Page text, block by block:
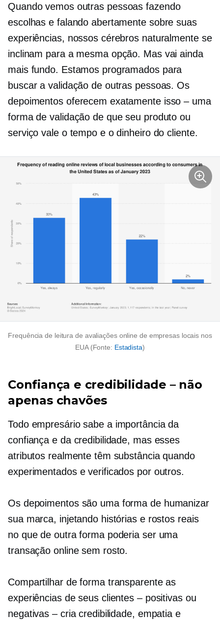
Quando vemos outras pessoas fazendo
escolhas e falando abertamente sobre suas
experiências, nossos cérebros naturalmente se
inclinam para a mesma opção. Mas vai ainda
mais fundo. Estamos programados para
buscar a validação de outras pessoas. Os
depoimentos oferecem exatamente isso – uma
forma de validação de que seu produto ou
serviço vale o tempo e o dinheiro do cliente.
Frequência de leitura de avaliações online de empresas locais nos
EUA (Fonte: Estadista)
Confiança e credibilidade – não
apenas chavões
Todo empresário sabe a importância da
confiança e da credibilidade, mas esses
atributos realmente têm substância quando
experimentados e verificados por outros.
Os depoimentos são uma forma de humanizar
sua marca, injetando histórias e rostos reais
no que de outra forma poderia ser uma
transação online sem rosto.
Compartilhar de forma transparente as
experiências de seus clientes – positivas ou
negativas – cria credibilidade, empatia e